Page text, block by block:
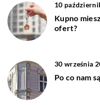
10
Kupno
ofert?
30 września
Po co nam